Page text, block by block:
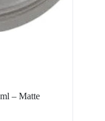
– Matte